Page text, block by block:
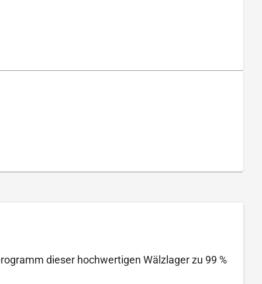
dieser hochwertigen Wälzlager zu 99 %